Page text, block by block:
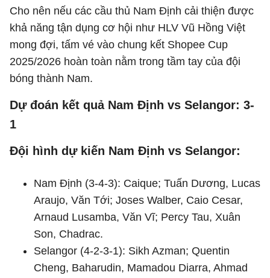
Cho nên nếu các cầu thủ Nam Định cải thiện được
khả năng tận dụng cơ hội như HLV Vũ Hồng Việt
mong đợi, tấm vé vào chung kết Shopee Cup
2025/2026 hoàn toàn nằm trong tầm tay của đội
bóng thành Nam.
Dự đoán kết quả Nam Định vs Selangor: 3-
1
Đội hình dự kiến Nam Định vs Selangor:
Nam Định (3-4-3): Caique; Tuấn Dương, Lucas
Araujo, Văn Tới; Joses Walber, Caio Cesar,
Arnaud Lusamba, Văn Vĩ; Percy Tau, Xuân
Son, Chadrac.
Selangor (4-2-3-1): Sikh Azman; Quentin
Cheng, Baharudin, Mamadou Diarra, Ahmad